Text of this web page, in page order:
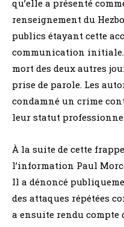
qu’elle a présenté
renseignement du
publics étayant cette
communication initiale.
mort des deux autres
prise de parole. Les
condamné un crime
leur statut
À la suite de cette
l’information Paul
Il a dénoncé
des attaques répétées
a ensuite rendu